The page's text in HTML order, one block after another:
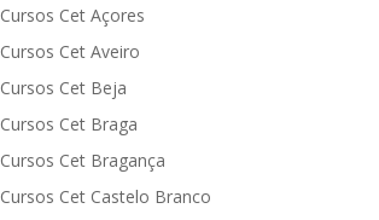
Cursos Cet Açores
Cursos Cet Aveiro
Cursos Cet Beja
Cursos Cet Braga
Cursos Cet Bragança
Cursos Cet Castelo Branco